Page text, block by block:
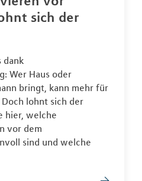
sich der
dank
Wer Haus oder
bringt, kann mehr für
lohnt sich der
hier, welche
vor dem
sind und welche